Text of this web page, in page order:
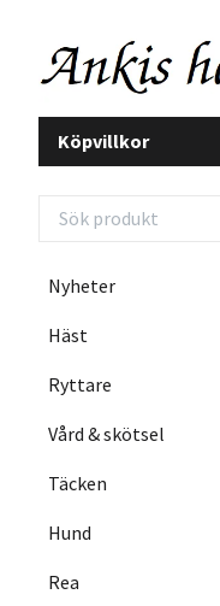
Köpvillkor
Nyheter
Häst
Ryttare
Vård & skötsel
Täcken
Hund
Rea